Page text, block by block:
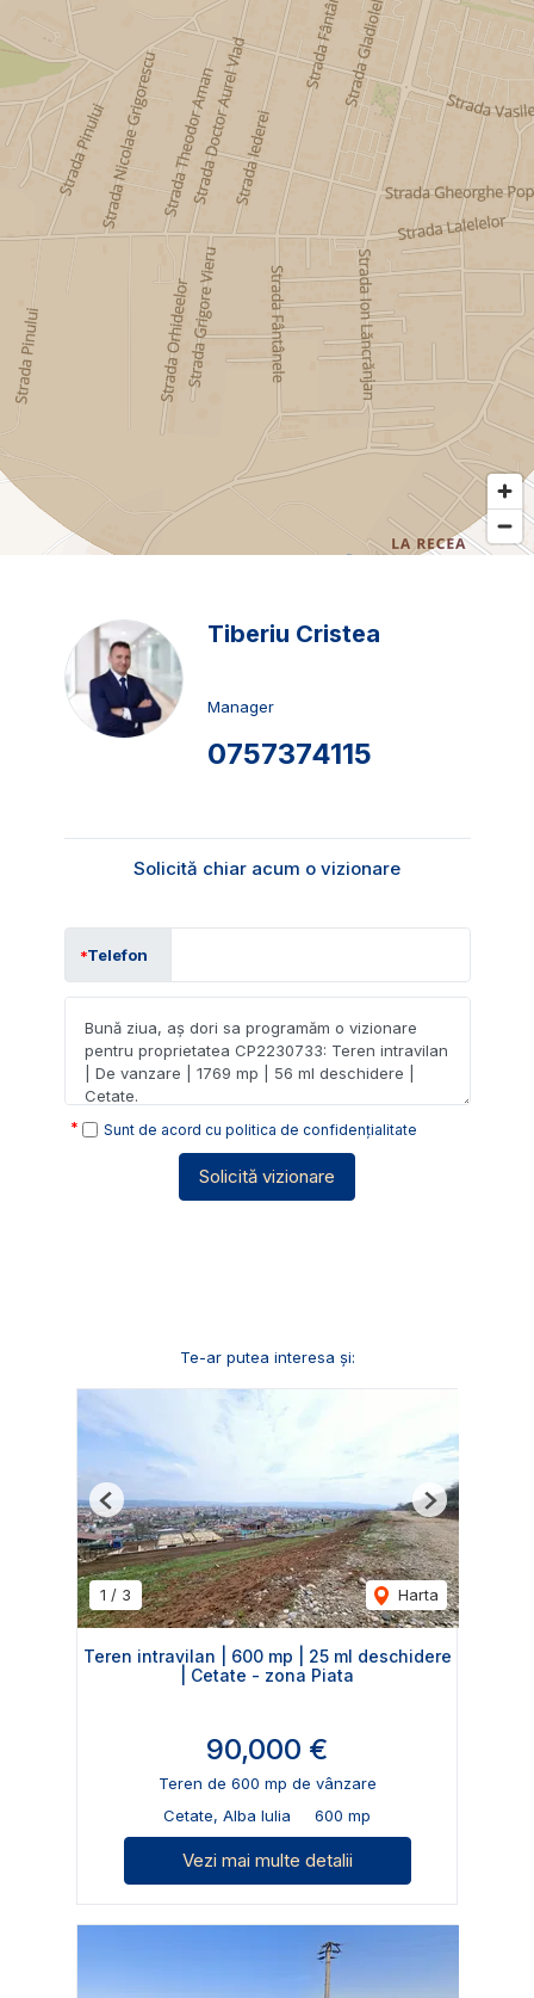
Tiberiu Cristea
Manager
0757374115
Solicită chiar acum o vizionare
Telefon
Sunt de acord cu politica de confidențialitate
Solicită vizionare
Te-ar putea interesa și:
1 / 3 Harta
Previous Next
Teren intravilan | 600 mp | 25 ml deschidere
| Cetate - zona Piata
90,000 €
Teren de 600 mp de vânzare
Cetate, Alba Iulia
600 mp
Vezi mai multe detalii